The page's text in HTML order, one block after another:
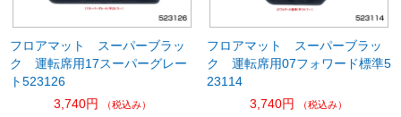
フロアマット スーパーブラッ
ク 運転席用17スーパーグレー
ト523126
3,740円
（税込み）
フロアマット スーパーブラッ
ク 運転席用07フォワード標準5
23114
3,740円
（税込み）